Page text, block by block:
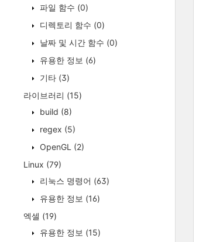
파일 함수 (0)
디렉토리 함수 (0)
날짜 및 시간 함수 (0)
유용한 정보 (6)
기타 (3)
라이브러리 (15)
build (8)
regex (5)
OpenGL (2)
Linux (79)
리눅스 명령어 (63)
유용한 정보 (16)
엑셀 (19)
유용한 정보 (15)